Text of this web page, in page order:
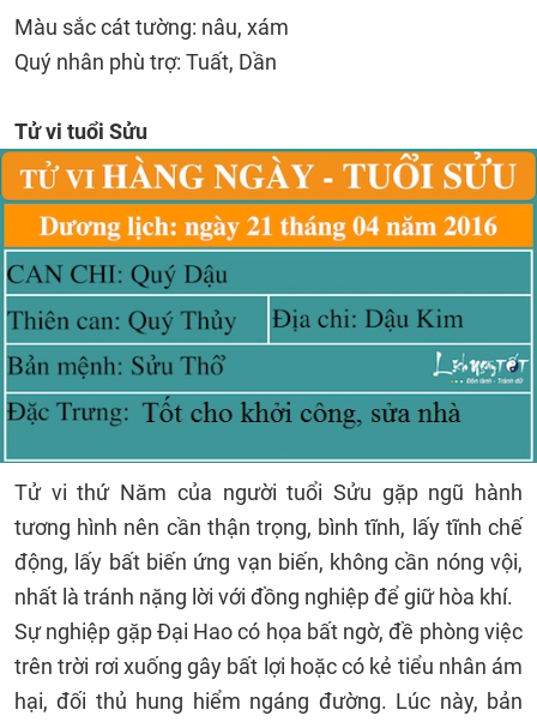
Màu sắc cát tường: nâu, xám
Quý nhân phù trợ: Tuất, Dần
Tử vi tuổi Sửu
Tử vi thứ Năm của người tuổi Sửu gặp ngũ hành
tương hình nên cần thận trọng, bình tĩnh, lấy tĩnh chế
động, lấy bất biến ứng vạn biến, không cần nóng vội,
nhất là tránh nặng lời với đồng nghiệp để giữ hòa khí.
Sự nghiệp gặp Đại Hao có họa bất ngờ, đề phòng việc
trên trời rơi xuống gây bất lợi hoặc có kẻ tiểu nhân ám
hại, đối thủ hung hiểm ngáng đường. Lúc này, bản